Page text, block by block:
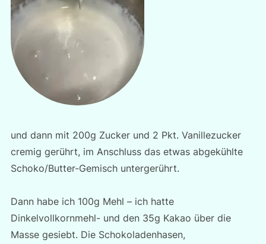
und dann mit 200g Zucker und 2 Pkt. Vanillezucker
cremig gerührt, im Anschluss das etwas abgekühlte
Schoko/Butter-Gemisch untergerührt.
Dann habe ich 100g Mehl – ich hatte
Dinkelvollkornmehl- und den 35g Kakao über die
Masse gesiebt. Die Schokoladenhasen,